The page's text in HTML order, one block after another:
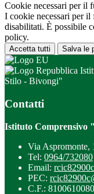
Cookie necessari per il
I cookie necessari per il
disabilitati. È possibile
policy.
Accetta tutti Salva le
Stilo - Bivongi"
Contatti
Istituto Comprensivo
Via Aspromonte,
Tel: 0964/732080
Email:
PEC:
C.F.: